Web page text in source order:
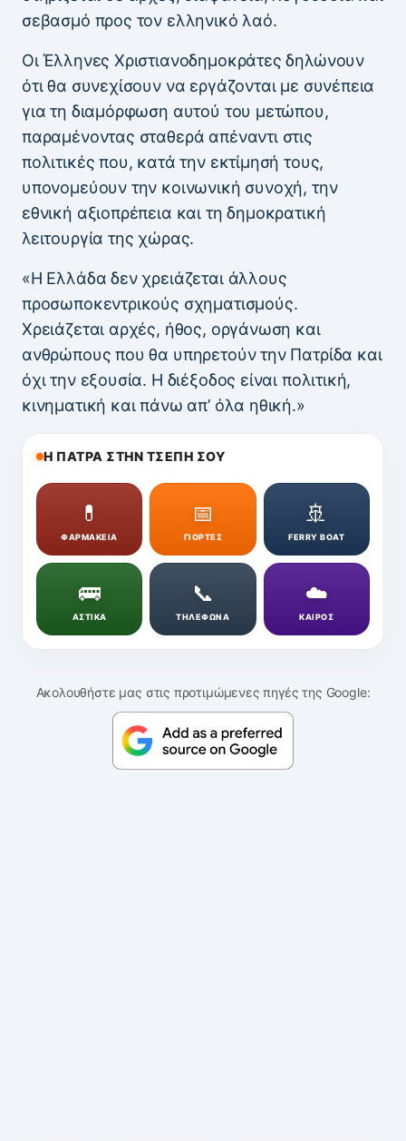
σεβασμό προς τον ελληνικό λαό.
Οι Έλληνες Χριστιανοδημοκράτες δηλώνουν
ότι θα συνεχίσουν να εργάζονται με συνέπεια
για τη διαμόρφωση αυτού του μετώπου,
παραμένοντας σταθερά απέναντι στις
πολιτικές που, κατά την εκτίμησή τους,
υπονομεύουν την κοινωνική συνοχή, την
εθνική αξιοπρέπεια και τη δημοκρατική
λειτουργία της χώρας.
«Η Ελλάδα δεν χρειάζεται άλλους
προσωποκεντρικούς σχηματισμούς.
Χρειάζεται αρχές, ήθος, οργάνωση και
ανθρώπους που θα υπηρετούν την Πατρίδα και
όχι την εξουσία. Η διέξοδος είναι πολιτική,
κινηματική και πάνω απ’ όλα ηθική.»
Η ΠΑΤΡΑ ΣΤΗΝ ΤΣΕΠΗ ΣΟΥ
💊
ΦΑΡΜΑΚΕΙΑ
📅
ΓΙΟΡΤΕΣ
🚢
FERRY BOAT
🚌
ΑΣΤΙΚΑ
📞
ΤΗΛΕΦΩΝΑ
☁️
ΚΑΙΡΟΣ
Ακολουθήστε μας στις προτιμώμενες πηγές της Google: